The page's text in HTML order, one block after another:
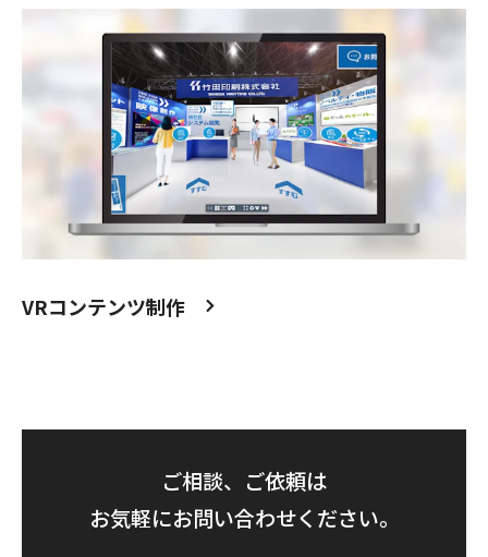
VRコンテンツ制作
ご相談、ご依頼は
お気軽にお問い合わせください。